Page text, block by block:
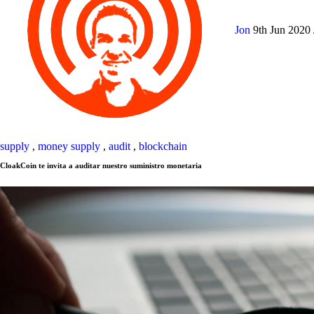
Jon 9th Jun 2020
supply , money supply , audit , blockchain
CloakCoin te invita a auditar nuestro suministro monetaria